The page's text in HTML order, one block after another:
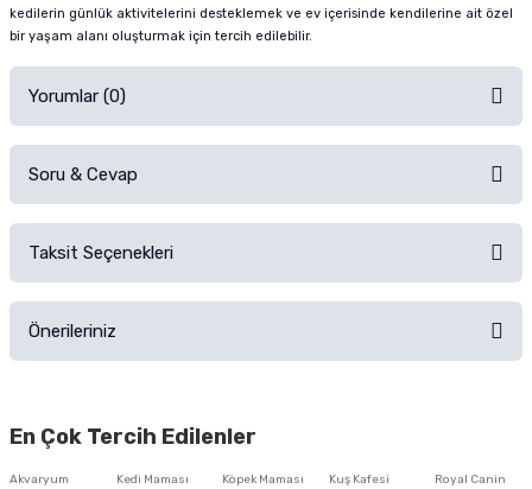
kedilerin günlük aktivitelerini desteklemek ve ev içerisinde kendilerine ait özel
bir yaşam alanı oluşturmak için tercih edilebilir.
Yorumlar (0)
Ürünü Satın Al ve Yorumla
Soru & Cevap
Taksit Seçenekleri
Önerileriniz
iletebilirsiniz.
En Çok Tercih Edilenler
Akvaryum
Kedi Maması
Köpek Maması
Kuş Kafesi
Royal Canin